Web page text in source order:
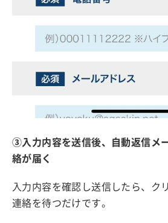
③入力内容を送信後、自動返信メ
絡が届く
入力内容を確認し送信したら、ク
連絡を待つだけです。